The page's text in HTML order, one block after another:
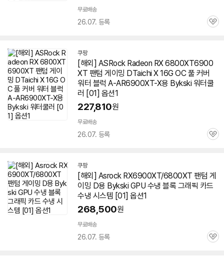
무료배송
26.07. 등록
관
쿠팡
[해외] ASRock Radeon RX 6800XT6900
XT 팬텀 게이밍 DTaichi X 16G OC 풀 커버
워터 블럭 A-AR6900XT-X용 Bykski 워터쿨
러 [01] 옵션1
227,810원
무료배송
26.07. 등록
관
쿠팡
[해외] Asrock RX6900XT/6800XT 팬텀 게
이밍 D용 Bykski GPU 수냉 블록 그래픽 카드
수냉 시스템 [01] 옵션1
268,500원
무료배송
26.07. 등록
관